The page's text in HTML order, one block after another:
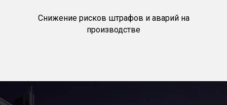
Снижение рисков штрафов и аварий на
производстве